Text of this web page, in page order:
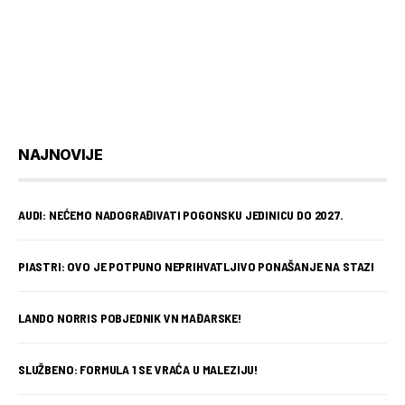
NAJNOVIJE
AUDI: NEĆEMO NADOGRAĐIVATI POGONSKU JEDINICU DO 2027.
PIASTRI: OVO JE POTPUNO NEPRIHVATLJIVO PONAŠANJE NA STAZI
LANDO NORRIS POBJEDNIK VN MAĐARSKE!
SLUŽBENO: FORMULA 1 SE VRAĆA U MALEZIJU!